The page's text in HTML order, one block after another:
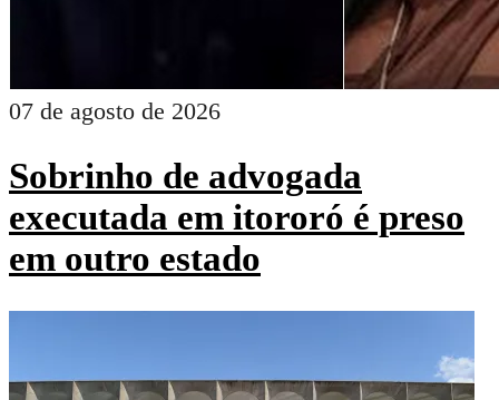
07 de agosto de 2026
Sobrinho de advogada
executada em itororó é preso
em outro estado